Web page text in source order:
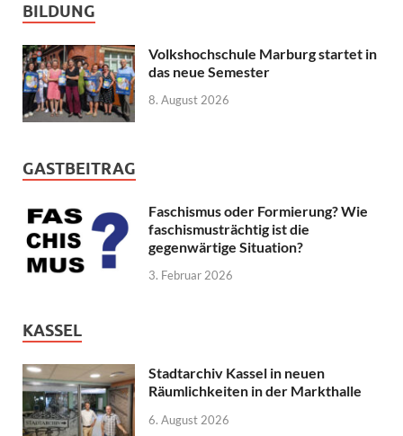
BILDUNG
Volkshochschule Marburg startet in
das neue Semester
8. August 2026
GASTBEITRAG
Faschismus oder Formierung? Wie
faschismusträchtig ist die
gegenwärtige Situation?
3. Februar 2026
KASSEL
Stadtarchiv Kassel in neuen
Räumlichkeiten in der Markthalle
6. August 2026